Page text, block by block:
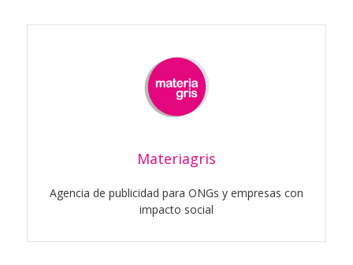
Materiagris
Agencia de publicidad para ONGs y empresas con
impacto social